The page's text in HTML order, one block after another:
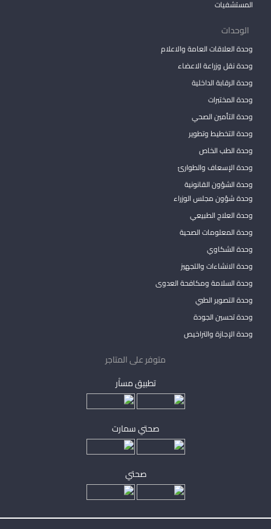
المستشفيات
الوحدات
وحدة العلاقات العامة والاعلام
وحدة نقل وزراعة الاعضاء
وحدة الرقابة الداخلية
وحدة المختبرات
وحدة التأمين الصحي
وحدة التخطيط وتطوير
وحدة الطب الخاص
وحدة الإسعاف والطوارئ
وحدة الشؤون القانونية
وحدة شؤون مجلس الوزراء
وحدة العلاج الطبيعي
وحدة المعلومات الصحية
وحدة الشكاوي
وحدة الانشاءات والتجهيز
وحدة السلامة ومكافحة العدوى
وحدة التصوير الطبي
وحدة تحسين الجودة
وحدة الإجازة والتراخيص
متوفر على المتاجر
تطبيق مساْر
صحتي سمارت
صحتي